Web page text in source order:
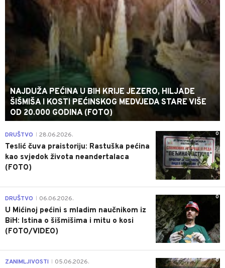
NAJDUŽA PEĆINA U BIH KRIJE JEZERO, HILJADE
ŠIŠMIŠA I KOSTI PEĆINSKOG MEDVJEDA STARE VIŠE
OD 20.000 GODINA (FOTO)
0
DRUŠTVO 28.06.2026.
Teslić čuva praistoriju: Rastuška pećina
kao svjedok života neandertalaca
(FOTO)
0
DRUŠTVO 06.06.2026.
U Mićinoj pećini s mladim naučnikom iz
BiH: Istina o šišmišima i mitu o kosi
(FOTO/VIDEO)
0
ZANIMLJIVOSTI 05.06.2026.